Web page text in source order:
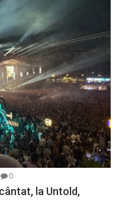
0
la Untold,